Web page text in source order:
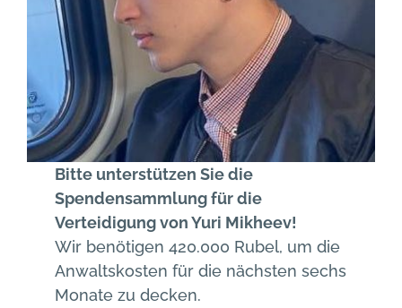
Bitte unterstützen Sie die
Spendensammlung für die
Verteidigung von Yuri Mikheev!
Wir benötigen 420.000 Rubel, um die
Anwaltskosten für die nächsten sechs
Monate zu decken.